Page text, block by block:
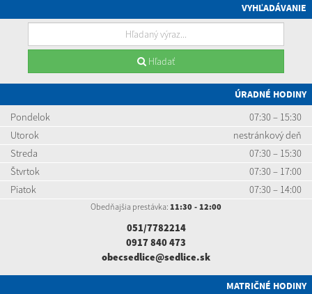
VYHĽADÁVANIE
Hľadať
ÚRADNÉ HODINY
Pondelok
07:30 – 15:30
Utorok
nestránkový deň
Streda
07:30 – 15:30
Štvrtok
07:30 – 17:00
Piatok
07:30 – 14:00
Obedňajšia prestávka: 11:30 - 12:00
051/7782214
0917 840 473
obecsedlice@sedlice.sk
MATRIČNÉ HODINY